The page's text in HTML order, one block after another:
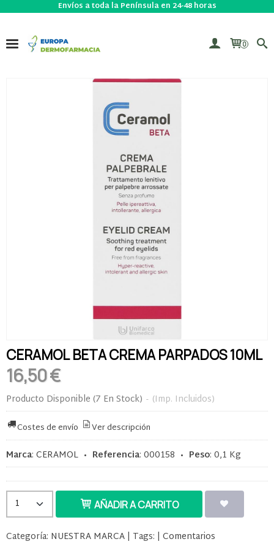
Envíos a toda la Península en 24-48 horas
0
CERAMOL BETA CREMA PARPADOS 10ML
16,50 €
Producto Disponible (7 En Stock) - (Imp. Incluidos)
Costes de envío Ver descripción
Marca: CERAMOL • Referencia: 000158 • Peso: 0,1 Kg
AÑADIR A CARRITO
Categoría: NUESTRA MARCA | Tags: | Comentarios